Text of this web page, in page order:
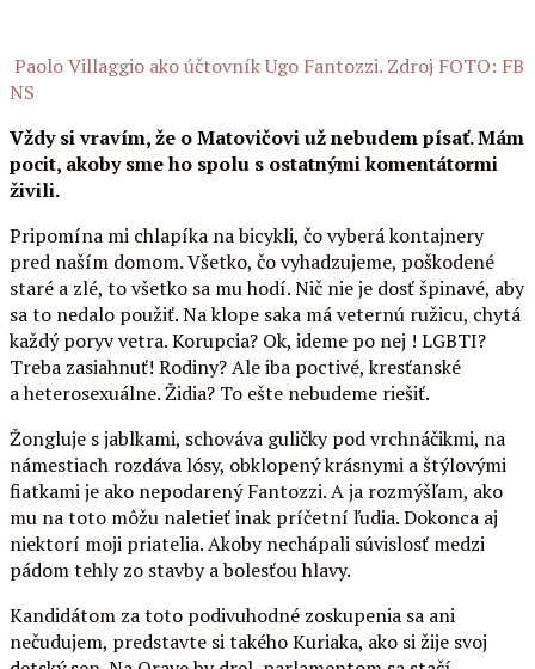
Paolo Villaggio ako účtovník Ugo Fantozzi. Zdroj FOTO: FB
NS
Vždy si vravím, že o Matovičovi už nebudem písať. Mám
pocit, akoby sme ho spolu s ostatnými komentátormi
živili.
Pripomína mi chlapíka na bicykli, čo vyberá kontajnery
pred naším domom. Všetko, čo vyhadzujeme, poškodené
staré a zlé, to všetko sa mu hodí. Nič nie je dosť špinavé, aby
sa to nedalo použiť. Na klope saka má veternú ružicu, chytá
každý poryv vetra. Korupcia? Ok, ideme po nej ! LGBTI?
Treba zasiahnuť! Rodiny? Ale iba poctivé, kresťanské
a heterosexuálne. Židia? To ešte nebudeme riešiť.
Žongluje s jablkami, schováva guličky pod vrchnáčikmi, na
námestiach rozdáva lósy, obklopený krásnymi a štýlovými
fiatkami je ako nepodarený Fantozzi. A ja rozmýšľam, ako
mu na toto môžu naletieť inak príčetní ľudia. Dokonca aj
niektorí moji priatelia. Akoby nechápali súvislosť medzi
pádom tehly zo stavby a bolesťou hlavy.
Kandidátom za toto podivuhodné zoskupenia sa ani
nečudujem, predstavte si takého Kuriaka, ako si žije svoj